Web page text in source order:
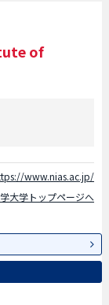
試情報、施設案
るので是非ご利用
of
www.nias.ac.jp/
大学トップページへ